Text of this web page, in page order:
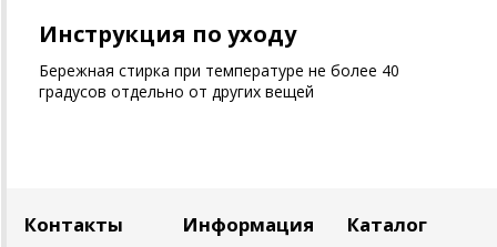
Инструкция по уходу
Бережная стирка при температуре не более 40
градусов отдельно от других вещей
Контакты Информация Каталог